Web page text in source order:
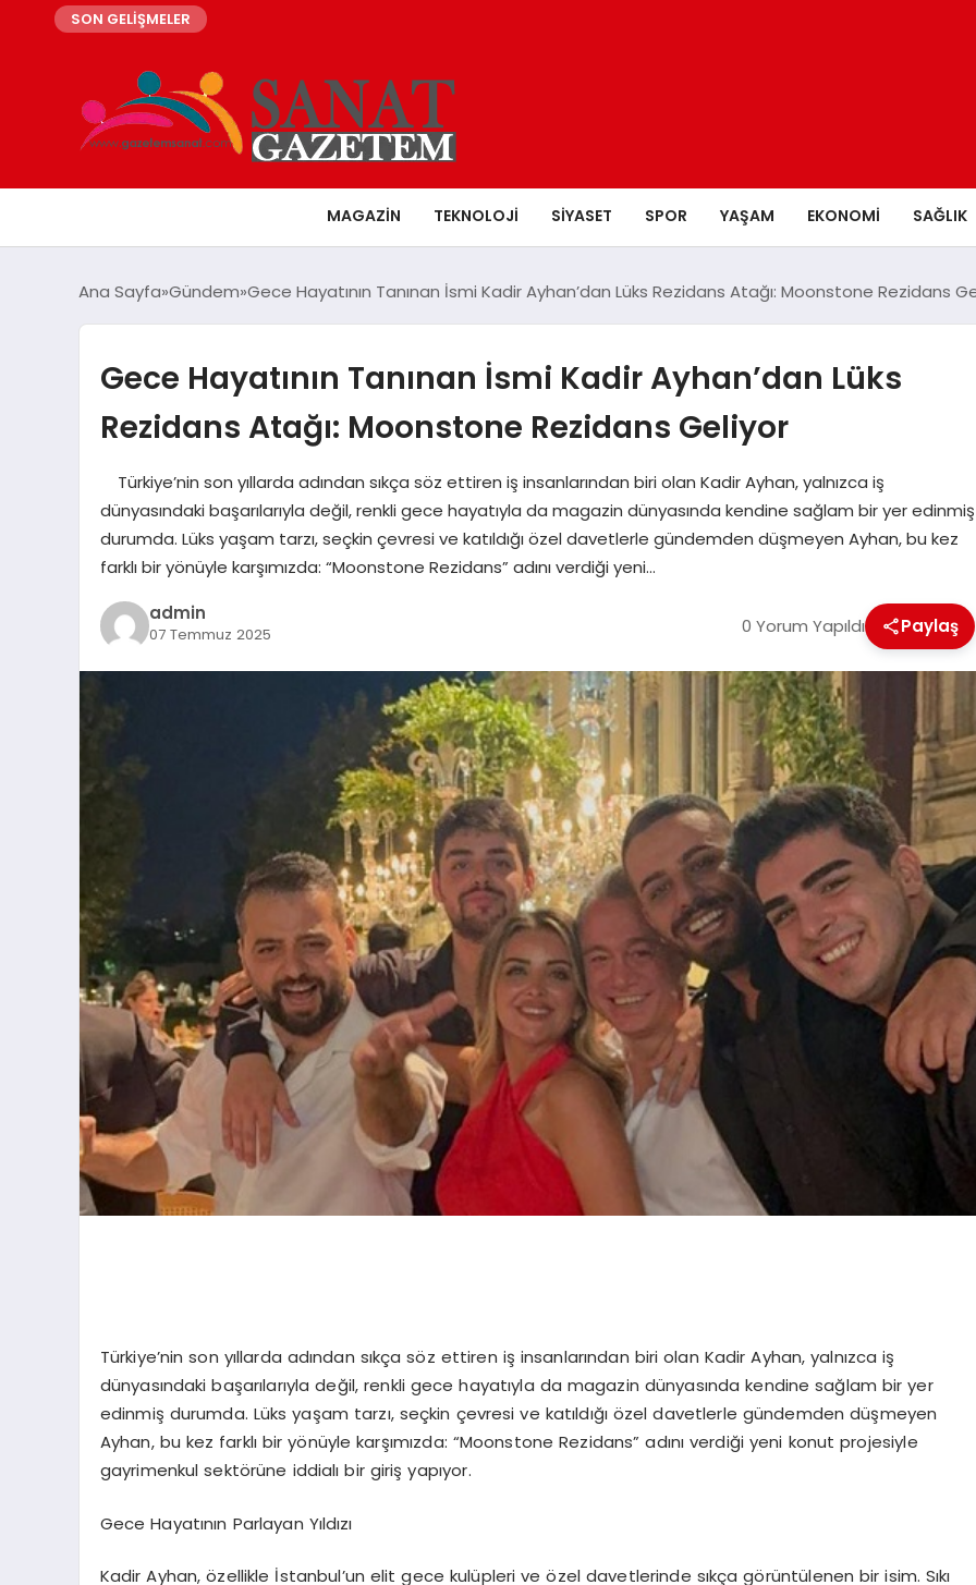
SON GELİŞMELER
MAGAZIN TEKNOLOJI SIYASET SPOR YAŞAM EKONOMI SAĞLIK
Ana Sayfa Gündem Gece Hayatının Tanınan İsmi Kadir Ayhan’dan Lüks Rezidans Atağı: Moonstone Rezidans
Gece Hayatının Tanınan İsmi Kadir Ayhan’dan Lüks
Rezidans Atağı: Moonstone Rezidans Geliyor
Türkiye’nin son yıllarda adından sıkça söz ettiren iş insanlarından biri olan Kadir Ayhan, yalnızca iş
dünyasındaki başarılarıyla değil, renkli gece hayatıyla da magazin dünyasında kendine sağlam bir yer edinmiş
durumda. Lüks yaşam tarzı, seçkin çevresi ve katıldığı özel davetlerle gündemden düşmeyen Ayhan, bu kez
farklı bir yönüyle karşımızda: “Moonstone Rezidans” adını verdiği yeni…
admin
07 Temmuz 2025 0 Yorum Yapıldı Paylaş
Türkiye’nin son yıllarda adından sıkça söz ettiren iş insanlarından biri olan Kadir Ayhan, yalnızca iş
dünyasındaki başarılarıyla değil, renkli gece hayatıyla da magazin dünyasında kendine sağlam bir yer
edinmiş durumda. Lüks yaşam tarzı, seçkin çevresi ve katıldığı özel davetlerle gündemden düşmeyen
Ayhan, bu kez farklı bir yönüyle karşımızda: “Moonstone Rezidans” adını verdiği yeni konut projesiyle
gayrimenkul sektörüne iddialı bir giriş yapıyor.
Gece Hayatının Parlayan Yıldızı
Kadir Ayhan, özellikle İstanbul’un elit gece kulüpleri ve özel davetlerinde sıkça görüntülenen bir isim. Sıkı